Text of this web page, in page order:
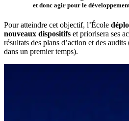
et donc agir pour le
Pour atteindre cet objectif, l’École
nouveaux dispositifs et priorisera ses
résultats des plans d’action et des
dans un premier temps).